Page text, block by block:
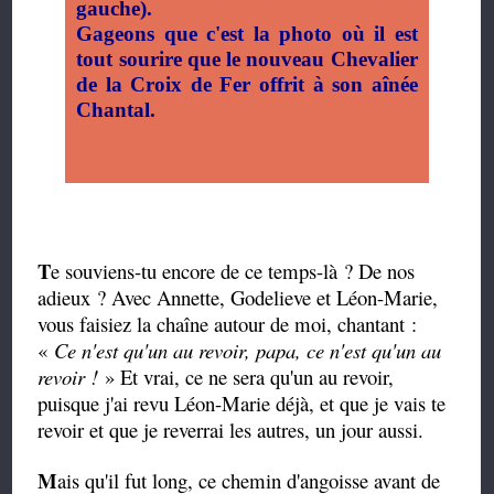
gauche).
Gageons que c'est la photo où il est
tout sourire que le nouveau Chevalier
de la Croix de Fer offrit à son aînée
Chantal.
Te souviens-tu encore de ce temps-là ? De nos
adieux ? Avec Annette, Godelieve et Léon-Marie,
vous faisiez la chaîne autour de moi, chantant :
« Ce n'est qu'un au revoir, papa, ce n'est qu'un au
revoir ! » Et vrai, ce ne sera qu'un au revoir,
puisque j'ai revu Léon-Marie déjà, et que je vais te
revoir et que je reverrai les autres, un jour aussi.
Mais qu'il fut long, ce chemin d'angoisse avant de